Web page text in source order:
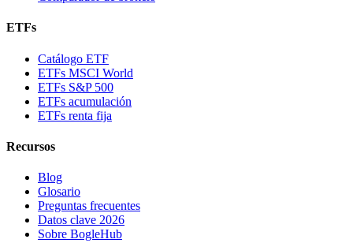
ETFs
Catálogo ETF
ETFs MSCI World
ETFs S&P 500
ETFs acumulación
ETFs renta fija
Recursos
Blog
Glosario
Preguntas frecuentes
Datos clave 2026
Sobre BogleHub